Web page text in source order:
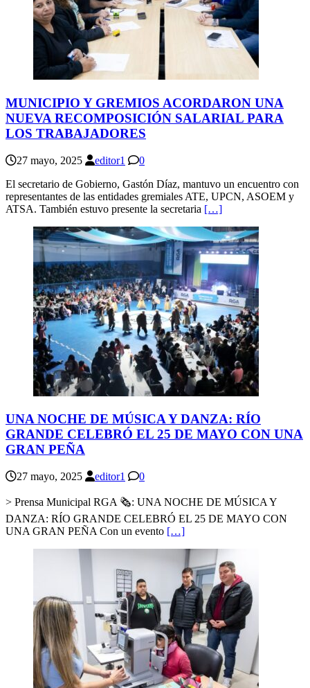
MUNICIPIO Y GREMIOS ACORDARON UNA
NUEVA RECOMPOSICIÓN SALARIAL PARA
LOS TRABAJADORES
27 mayo, 2025 editor1
0
El secretario de Gobierno, Gastón Díaz, mantuvo un encuentro con
representantes de las entidades gremiales ATE, UPCN, ASOEM y
ATSA. También estuvo presente la secretaria […]
UNA NOCHE DE MÚSICA Y DANZA: RÍO
GRANDE CELEBRÓ EL 25 DE MAYO CON UNA
GRAN PEÑA
27 mayo, 2025 editor1 0
> Prensa Municipal RGA 🗞: UNA NOCHE DE MÚSICA Y
DANZA: RÍO GRANDE CELEBRÓ EL 25 DE MAYO CON
UNA GRAN PEÑA Con un evento […]